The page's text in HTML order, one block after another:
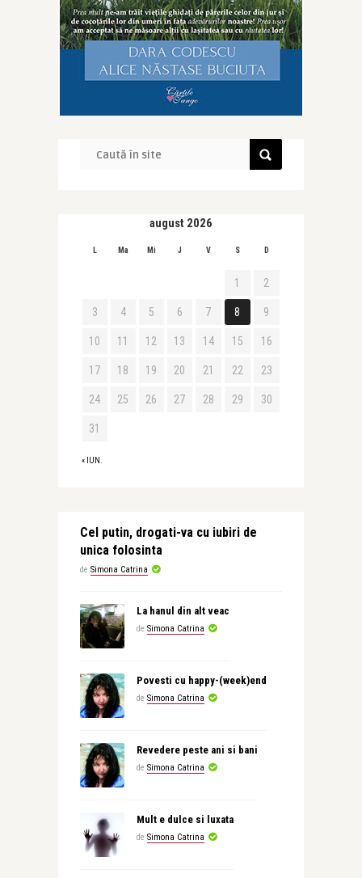
august 2026
L Ma Mi J V S D
« IUN.
1 2
3 4 5 6 7 8 9
10 11 12 13 14 15 16
17 18 19 20 21 22 23
24 25 26 27 28 29 30
31
Cel putin, drogati-va cu iubiri de
unica folosinta
de Simona Catrina
La hanul din alt veac
de Simona Catrina
Povesti cu happy-(week)end
de Simona Catrina
Revedere peste ani si bani
de Simona Catrina
Mult e dulce si luxata
de Simona Catrina